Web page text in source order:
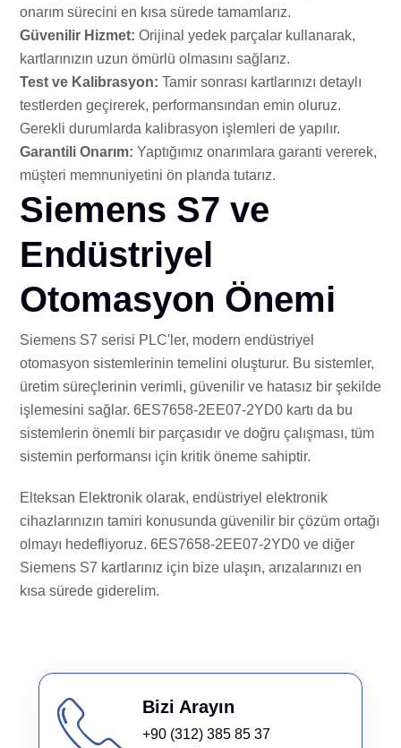
onarım sürecini en kısa sürede tamamlarız.
Güvenilir Hizmet: Orijinal yedek parçalar kullanarak,
kartlarınızın uzun ömürlü olmasını sağlarız.
Test ve Kalibrasyon: Tamir sonrası kartlarınızı detaylı
testlerden geçirerek, performansından emin oluruz.
Gerekli durumlarda kalibrasyon işlemleri de yapılır.
Garantili Onarım: Yaptığımız onarımlara garanti vererek,
müşteri memnuniyetini ön planda tutarız.
Siemens S7 ve
Endüstriyel
Otomasyon Önemi
Siemens S7 serisi PLC'ler, modern endüstriyel
otomasyon sistemlerinin temelini oluşturur. Bu sistemler,
üretim süreçlerinin verimli, güvenilir ve hatasız bir şekilde
işlemesini sağlar. 6ES7658-2EE07-2YD0 kartı da bu
sistemlerin önemli bir parçasıdır ve doğru çalışması, tüm
sistemin performansı için kritik öneme sahiptir.
Elteksan Elektronik olarak, endüstriyel elektronik
cihazlarınızın tamiri konusunda güvenilir bir çözüm ortağı
olmayı hedefliyoruz. 6ES7658-2EE07-2YD0 ve diğer
Siemens S7 kartlarınız için bize ulaşın, arızalarınızı en
kısa sürede giderelim.
Bizi Arayın
+90 (312) 385 85 37